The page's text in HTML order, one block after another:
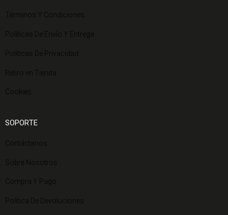
Términos Y Condiciones
Políticas De Envío Y Entrega
Políticas De Privacidad
Retiro en Tienda
Cookies
SOPORTE
Contáctanos
Sobre Nosotros
Compra Y Pago
Política De Devoluciones